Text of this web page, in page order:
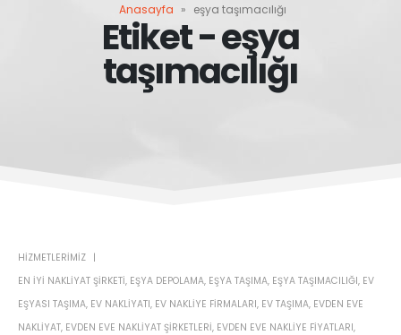
Anasayfa » eşya taşımacılığı
Etiket - eşya
taşımacılığı
HIZMETLERIMIZ
EN IYI NAKLIYAT ŞIRKETI, EŞYA DEPOLAMA, EŞYA TAŞIMA, EŞYA TAŞIMACILIĞI, EV
EŞYASI TAŞIMA, EV NAKLIYATI, EV NAKLIYE FIRMALARI, EV TAŞIMA, EVDEN EVE
NAKLIYAT, EVDEN EVE NAKLIYAT ŞIRKETLERI, EVDEN EVE NAKLIYE FIYATLARI,